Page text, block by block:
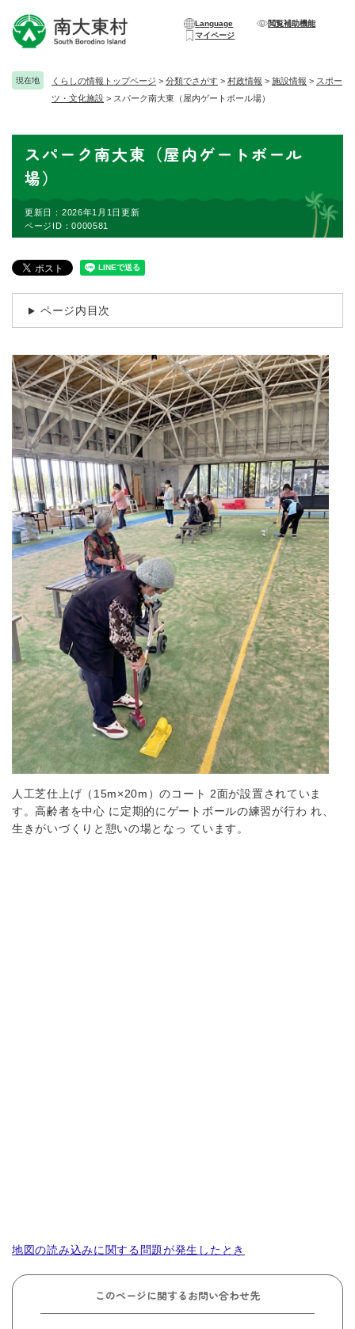
Language
閲覧補助機能
マイページ
現在地 くらしの情報トップページ > 分類でさがす > 村政情報 > 施設情報 > スポー
ツ・文化施設 > スパーク南大東（屋内ゲートボール場）
スパーク南大東（屋内ゲートボール
場）
更新日：2026年1月1日更新
ページID：0000581
ページ内目次
人工芝仕上げ（15m×20m）のコート 2面が設置されていま
す。高齢者を中心 に定期的にゲートボールの練習が行わ れ、
生きがいづくりと憩いの場となっ ています。
地図の読み込みに関する問題が発生したとき
このページに関するお問い合わせ先